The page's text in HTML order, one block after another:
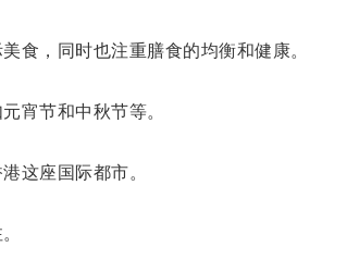
，同时也注重膳食的均衡和健康。
宵节和中秋节等。
这座国际都市。